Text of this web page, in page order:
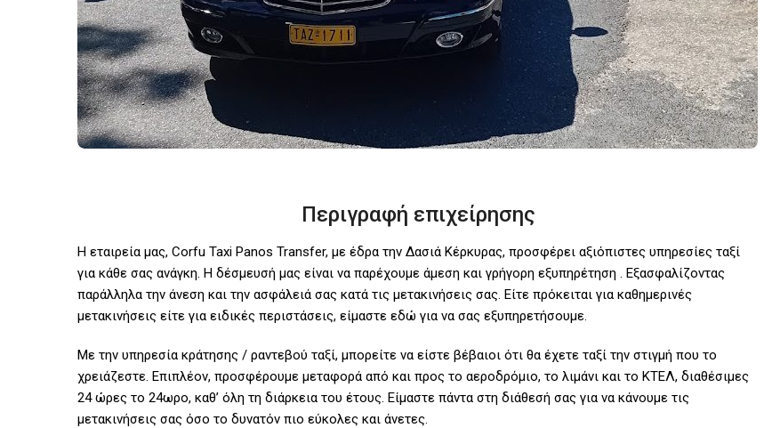
Περιγραφή επιχείρησης
Η εταιρεία μας, Corfu Taxi Panos Transfer, με έδρα την Δασιά Κέρκυρας, προσφέρει αξιόπιστες υπηρεσίες ταξί
για κάθε σας ανάγκη. Η δέσμευσή μας είναι να παρέχουμε άμεση και γρήγορη εξυπηρέτηση . Εξασφαλίζοντας
παράλληλα την άνεση και την ασφάλειά σας κατά τις μετακινήσεις σας. Είτε πρόκειται για καθημερινές
μετακινήσεις είτε για ειδικές περιστάσεις, είμαστε εδώ για να σας εξυπηρετήσουμε.
Με την υπηρεσία κράτησης / ραντεβού ταξί, μπορείτε να είστε βέβαιοι ότι θα έχετε ταξί την στιγμή που το
χρειάζεστε. Επιπλέον, προσφέρουμε μεταφορά από και προς το αεροδρόμιο, το λιμάνι και το ΚΤΕΛ, διαθέσιμες
24 ώρες το 24ωρο, καθ’ όλη τη διάρκεια του έτους. Είμαστε πάντα στη διάθεσή σας για να κάνουμε τις
μετακινήσεις σας όσο το δυνατόν πιο εύκολες και άνετες.